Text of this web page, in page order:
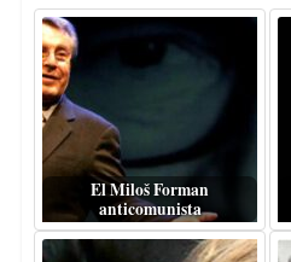
El Miloš Forman
anticomunista